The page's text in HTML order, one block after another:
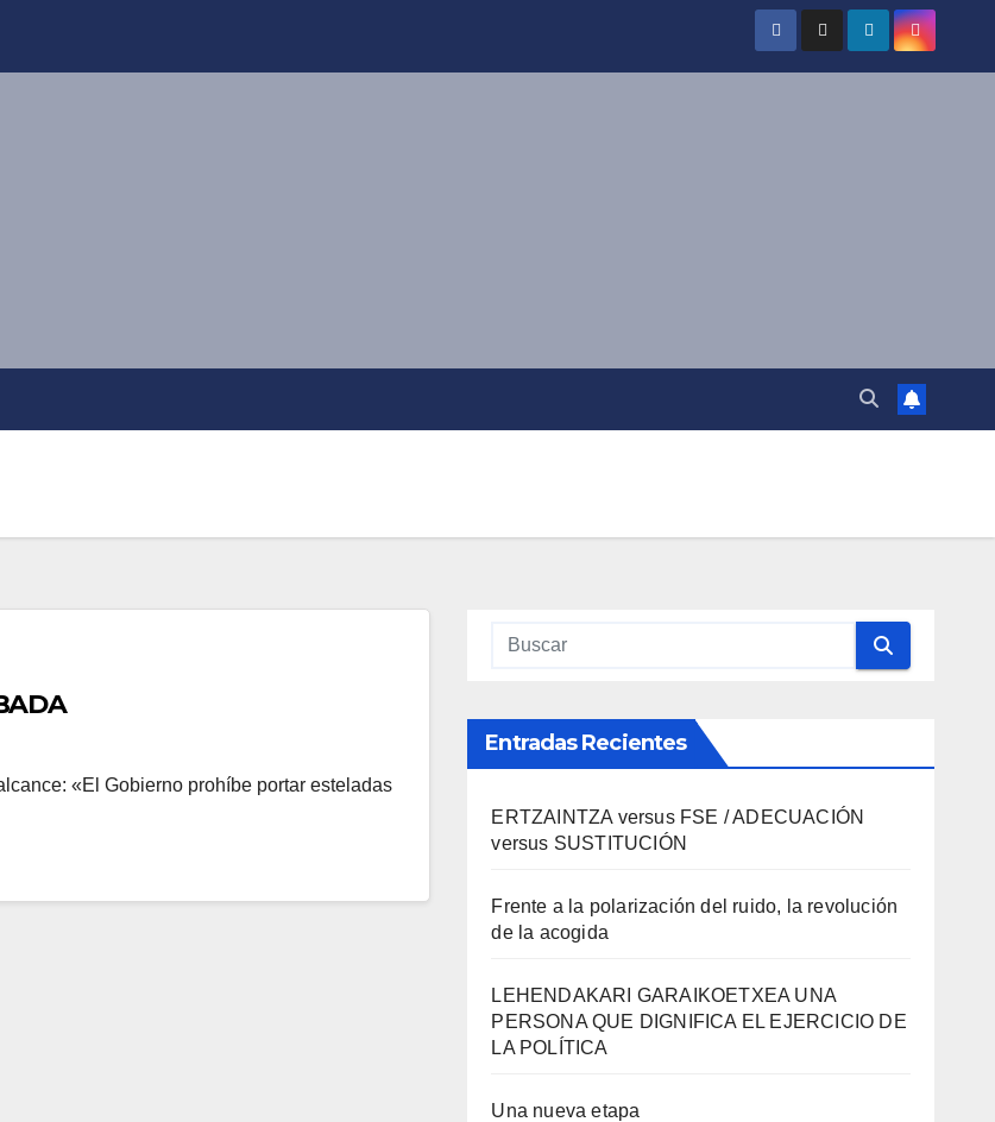
«El Gobierno prohí­be portar esteladas
Entradas Recientes
ERTZAINTZA versus FSE / ADECUACIÓN
versus SUSTITUCIÓN
Frente a la polarización del ruido, la revolución
de la acogida
LEHENDAKARI GARAIKOETXEA UNA
PERSONA QUE DIGNIFICA EL EJERCICIO DE
LA POLÍTICA
Una nueva etapa